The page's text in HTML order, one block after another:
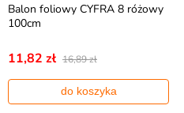
Balon foliowy CYFRA 8 różowy
100cm
11,82 zł 16,89 zł
do koszyka